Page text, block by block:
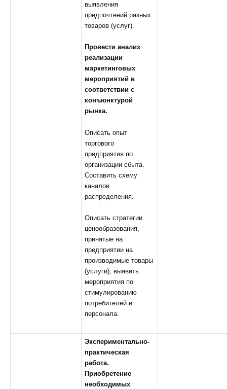
выявления
предпочтений разных
товаров (услуг).
Провести анализ
реализации
маркетинговых
мероприятий в
соответствии с
конъюнктурой
рынка.
Описать опыт
торгового
предприятия по
организации сбыта.
Составить схему
каналов
распределения.
Описать стратегии
ценообразования,
принятые на
предприятии на
производимые товары
(услуги), выявить
мероприятия по
стимулированию
потребителей и
персонала.
Экспериментально-
практическая
работа.
Приобретение
необходимых